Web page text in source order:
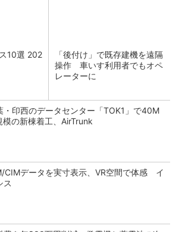
10選 202
「後付け」で既存建機を遠隔
操作 車いす利用者でもオペ
レーターに
・印西のデータセンター「TOK1」で40M
模の新棟着工、AirTrunk
CIMデータを実寸表示、VR空間で体感 イ
ス